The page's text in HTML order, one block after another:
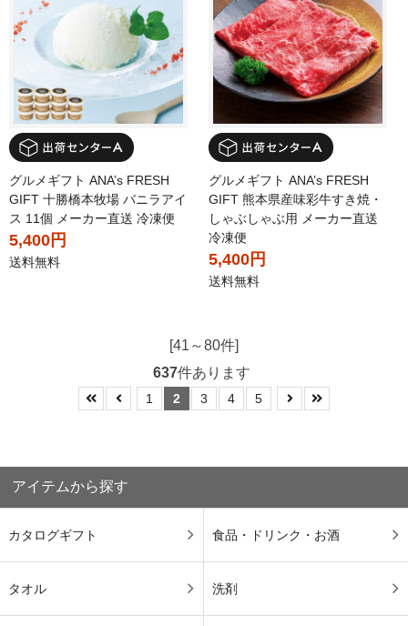
グルメギフト ANA’s FRESH
GIFT 十勝橋本牧場 バニラアイ
ス 11個 メーカー直送 冷凍便
5,400円
送料無料
グルメギフト ANA’s FRESH
GIFT 熊本県産味彩牛すき焼・
しゃぶしゃぶ用 メーカー直送
冷凍便
5,400円
送料無料
[41～80件]
637件あります
1 2 3 4 5
アイテムから探す
カタログギフト 食品・ドリンク・お酒
タオル 洗剤